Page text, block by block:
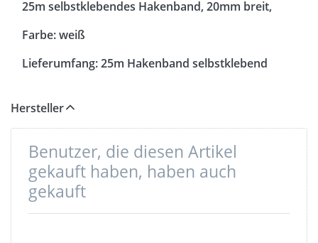
25m selbstklebendes Hakenband, 20mm breit,
Farbe: weiß
Lieferumfang: 25m Hakenband selbstklebend
Hersteller
Benutzer, die diesen Artikel
gekauft haben, haben auch
gekauft